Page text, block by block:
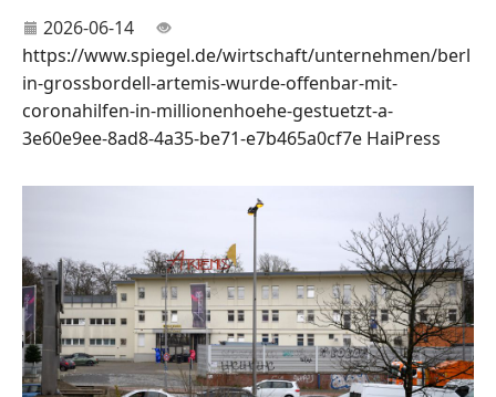
2026-06-14
https://www.spiegel.de/wirtschaft/unternehmen/berl
in-grossbordell-artemis-wurde-offenbar-mit-
coronahilfen-in-millionenhoehe-gestuetzt-a-
3e60e9ee-8ad8-4a35-be71-e7b465a0cf7e HaiPress